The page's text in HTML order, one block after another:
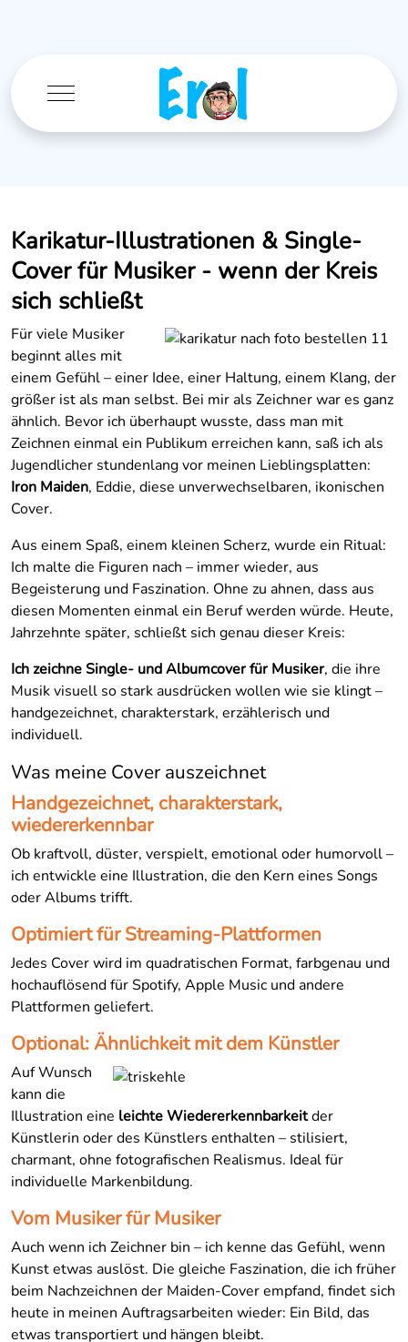
Mobile Menu Toggle
Karikatur-Illustrationen & Single-
Cover für Musiker - wenn der Kreis
sich schließt
Für viele Musiker
beginnt alles mit
einem Gefühl – einer Idee, einer Haltung, einem Klang, der
größer ist als man selbst. Bei mir als Zeichner war es ganz
ähnlich. Bevor ich überhaupt wusste, dass man mit
Zeichnen einmal ein Publikum erreichen kann, saß ich als
Jugendlicher stundenlang vor meinen Lieblingsplatten:
Iron Maiden, Eddie, diese unverwechselbaren, ikonischen
Cover.
Aus einem Spaß, einem kleinen Scherz, wurde ein Ritual:
Ich malte die Figuren nach – immer wieder, aus
Begeisterung und Faszination. Ohne zu ahnen, dass aus
diesen Momenten einmal ein Beruf werden würde. Heute,
Jahrzehnte später, schließt sich genau dieser Kreis:
Ich zeichne Single- und Albumcover für Musiker, die ihre
Musik visuell so stark ausdrücken wollen wie sie klingt –
handgezeichnet, charakterstark, erzählerisch und
individuell.
Was meine Cover auszeichnet
Handgezeichnet, charakterstark,
wiedererkennbar
Ob kraftvoll, düster, verspielt, emotional oder humorvoll –
ich entwickle eine Illustration, die den Kern eines Songs
oder Albums trifft.
Optimiert für Streaming-Plattformen
Jedes Cover wird im quadratischen Format, farbgenau und
hochauflösend für Spotify, Apple Music und andere
Plattformen geliefert.
Optional: Ähnlichkeit mit dem Künstler
Auf Wunsch
kann die
Illustration eine leichte Wiedererkennbarkeitder
Künstlerin oder des Künstlers enthalten – stilisiert,
charmant, ohne fotografischen Realismus. Ideal für
individuelle Markenbildung.
Vom Musiker für Musiker
Auch wenn ich Zeichner bin – ich kenne das Gefühl, wenn
Kunst etwas auslöst. Die gleiche Faszination, die ich früher
beim Nachzeichnen der Maiden-Cover empfand, findet sich
heute in meinen Auftragsarbeiten wieder: Ein Bild, das
etwas transportiert und hängen bleibt.